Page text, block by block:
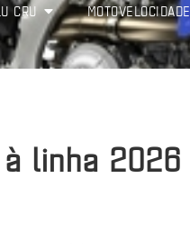
CRU MOTOVELOCIDADE
à linha 2026